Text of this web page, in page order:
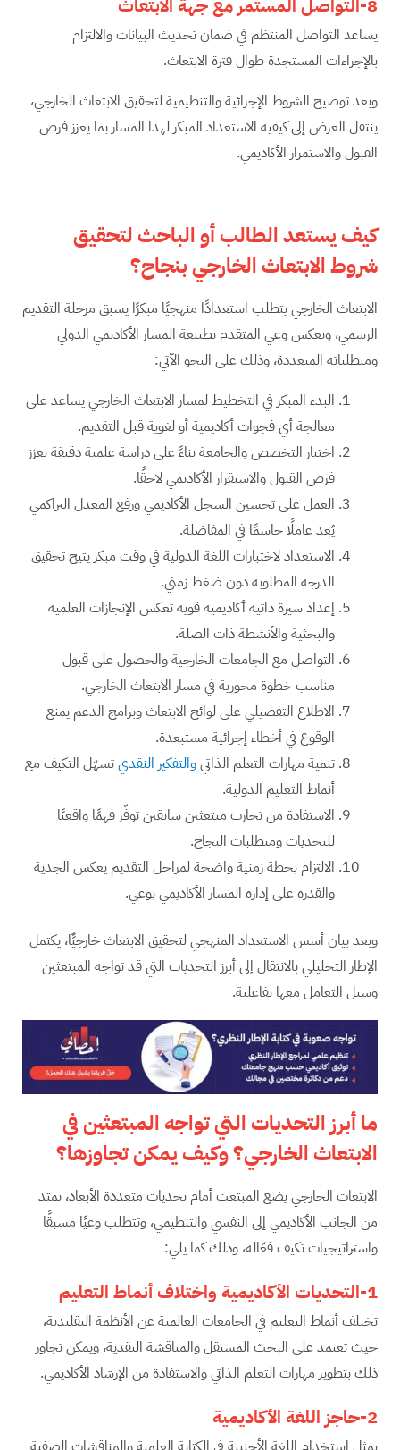
يساعد التواصل المنتظم في ضمان تحديث البيانات والالتزام
بالإجراءات المستجدة طوال فترة الابتعاث.
وبعد توضيح الشروط الإجرائية والتنظيمية لتحقيق الابتعاث الخارجي،
ينتقل العرض إلى كيفية الاستعداد المبكر لهذا المسار بما يعزز فرص
القبول والاستمرار الأكاديمي.
كيف يستعد الطالب أو الباحث لتحقيق
شروط الابتعاث الخارجي بنجاح؟
الابتعاث الخارجي يتطلب استعدادًا منهجيًا مبكرًا يسبق مرحلة التقديم
الرسمي، ويعكس وعي المتقدم بطبيعة المسار الأكاديمي الدولي
ومتطلباته المتعددة، وذلك على النحو الآتي:
البدء المبكر في التخطيط لمسار الابتعاث الخارجي يساعد على
معالجة أي فجوات أكاديمية أو لغوية قبل التقديم.
اختيار التخصص والجامعة بناءً على دراسة علمية دقيقة يعزز
فرص القبول والاستقرار الأكاديمي لاحقًا.
العمل على تحسين السجل الأكاديمي ورفع المعدل التراكمي
يُعد عاملًا حاسمًا في المفاضلة.
الاستعداد لاختبارات اللغة الدولية في وقت مبكر يتيح تحقيق
الدرجة المطلوبة دون ضغط زمني.
إعداد سيرة ذاتية أكاديمية قوية تعكس الإنجازات العلمية
والبحثية والأنشطة ذات الصلة.
التواصل مع الجامعات الخارجية والحصول على قبول
مناسب خطوة محورية في مسار الابتعاث الخارجي.
الاطلاع التفصيلي على لوائح الابتعاث وبرامج الدعم يمنع
الوقوع في أخطاء إجرائية مستبعدة.
تنمية مهارات التعلم الذاتيوالتفكير النقديتسهّل التكيف مع
أنماط التعليم الدولية.
الاستفادة من تجارب مبتعثين سابقين توفّر فهمًا واقعيًا
للتحديات ومتطلبات النجاح.
الالتزام بخطة زمنية واضحة لمراحل التقديم يعكس الجدية
والقدرة على إدارة المسار الأكاديمي بوعي.
وبعد بيان أسس الاستعداد المنهجي لتحقيق الابتعاث خارجيًَا، يكتمل
الإطار التحليلي بالانتقال إلى أبرز التحديات التي قد تواجه المبتعثين
وسبل التعامل معها بفاعلية.
ما أبرز التحديات التي تواجه المبتعثين في
الابتعاث الخارجي؟ وكيف يمكن تجاوزها؟
الابتعاث الخارجي يضع المبتعث أمام تحديات متعددة الأبعاد، تمتد
من الجانب الأكاديمي إلى النفسي والتنظيمي، وتتطلب وعيًا مسبقًا
واستراتيجيات تكيف فعّالة، وذلك كما يلي:
1-التحديات الأكاديمية واختلاف أنماط التعليم
تختلف أنماط التعليم في الجامعات العالمية عن الأنظمة التقليدية،
حيث تعتمد على البحث المستقل والمناقشة النقدية، ويمكن تجاوز
ذلك بتطوير مهارات التعلم الذاتي والاستفادة من الإرشاد الأكاديمي.
2-حاجز اللغة الأكاديمية